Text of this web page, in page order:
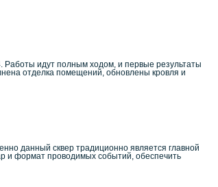
идут полным ходом, и первые результаты
отделка помещений, обновлены кровля и
данный сквер традиционно является главной
и формат проводимых событий, обеспечить